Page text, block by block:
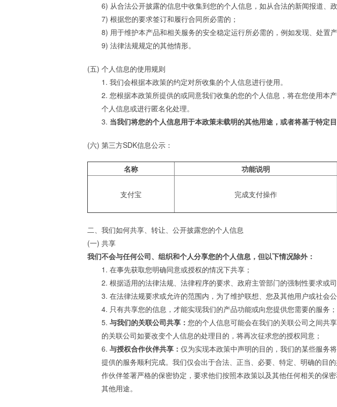
6) 从合法公开披露的信息中收集到您的个人信息，如从合法的新闻报道、
7) 根据您的要求签订和履行合同所必需的；
8) 用于维护本产品和相关服务的安全稳定运行所必需的，例如发现、处置
9) 法律法规规定的其他情形。
(五) 个人信息的使用规则
1. 我们会根据本政策的约定对所收集的个人信息进行使用。
2. 您根据本政策所提供的或同意我们收集的您的个人信息，将在您使用本
个人信息或进行匿名化处理。
3. 当我们将您的个人信息用于本政策未载明的其他用途，或者将基于特定
(六) 第三方SDK信息公示：
名称 功能说明
支付宝 完成支付操作
二、我们如何共享、转让、公开披露您的个人信息
(一) 共享
我们不会与任何公司、组织和个人分享您的个人信息，但以下情况除外：
1. 在事先获取您明确同意或授权的情况下共享；
2. 根据适用的法律法规、法律程序的要求、政府主管部门的强制性要求或
3. 在法律法规要求或允许的范围内，为了维护联想、您及其他用户或社会
4. 只有共享您的信息，才能实现我们的产品功能或向您提供您需要的服务；
5. 与我们的关联公司共享： 您的个人信息可能会在我们的关联公司之间共
的关联公司如要改变个人信息的处理目的，将再次征求您的授权同意；
6. 与授权合作伙伴共享： 仅为实现本政策中声明的目的，我们的某些服务
提供的服务顺利完成。我们仅会出于合法、正当、必要、特定、明确的目
作伙伴签署严格的保密协定，要求他们按照本政策以及其他任何相关的保
其他用途。